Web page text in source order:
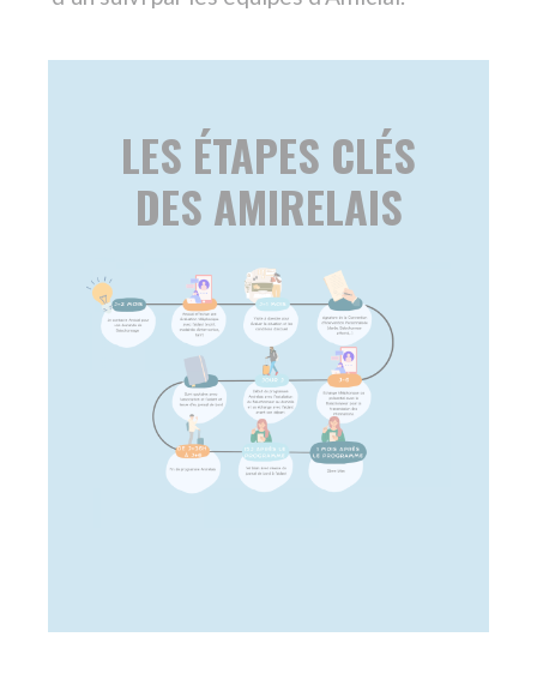
TÉLÉCHARGEMENTS
DÉPLIANT BALUCHONNAGE